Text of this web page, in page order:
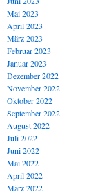
Mai 2023
April 2023
März 2023
Februar 2023
Januar 2023
Dezember 2022
November 2022
Oktober 2022
September 2022
August 2022
Juli 2022
Juni 2022
Mai 2022
April 2022
März 2022